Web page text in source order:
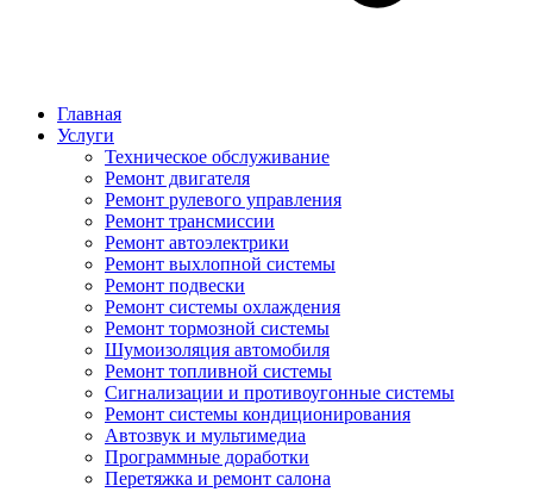
Главная
Услуги
Техническое обслуживание
Ремонт двигателя
Ремонт рулевого управления
Ремонт трансмиссии
Ремонт автоэлектрики
Ремонт выхлопной системы
Ремонт подвески
Ремонт системы охлаждения
Ремонт тормозной системы
Шумоизоляция автомобиля
Ремонт топливной системы
Сигнализации и противоугонные системы
Ремонт системы кондиционирования
Автозвук и мультимедиа
Программные доработки
Перетяжка и ремонт салона